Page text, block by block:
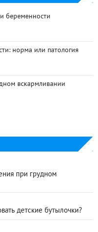
беременности
норма или патология
вскармливании
при грудном
детские бутылочки?